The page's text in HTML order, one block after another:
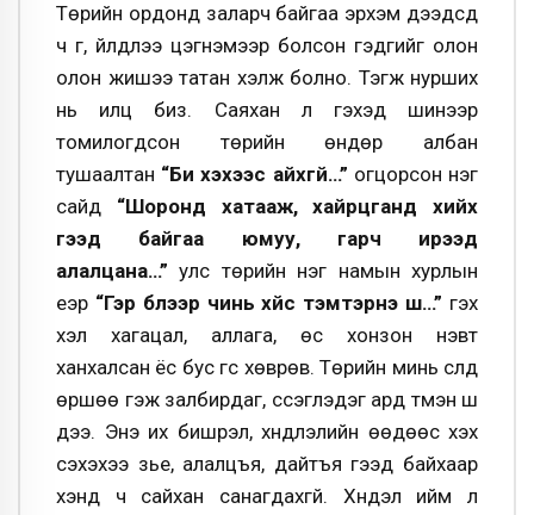
Төрийн ордонд заларч байгаа эрхэм дээдсүүд
ч үг, үйлдлээ цэгнэмээр болсон гэдгийг олон
олон жишээ татан хэлж болно. Тэгж нурших
нь илүүц биз. Саяхан л гэхэд шинээр
томилогдсон төрийн өндөр албан
тушаалтан “Би үхэхээс айхгүй…” огцорсон нэг
сайд “Шоронд хатааж, хайрцганд хийх
гээд байгаа юмуу, гарч ирээд
алалцана…” улс төрийн нэг намын хурлын
үеэр “Гэр бүлээр чинь хүйс тэмтэрнэ шүү…” гэх
үхэл хагацал, аллага, өс хонзон нэвт
ханхалсан ёс бус үгс хөврөв. Төрийн минь сүлд
өршөө гэж залбирдаг, сүсэглэдэг ард түмэн шүү
дээ. Энэ их бишрэл, хүндлэлийн өөдөөс үхэх
сэхэхээ үзье, алалцъя, дайтъя гээд байхаар
хэнд ч сайхан санагдахгүй. Хүндэл ийм л